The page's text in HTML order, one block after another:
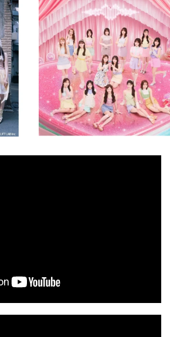
musicjapantv
💡8月特番放送決定！
...
8月 4
1 0